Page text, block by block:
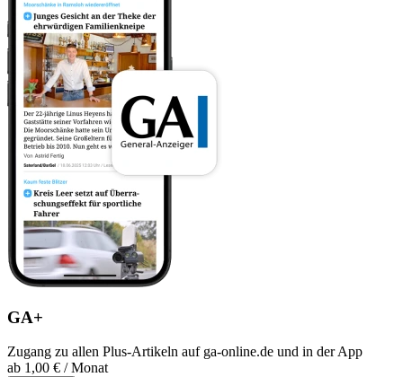
GA+
Zugang zu allen Plus-Artikeln auf ga-online.de und in der App
ab 1,00 € / Monat